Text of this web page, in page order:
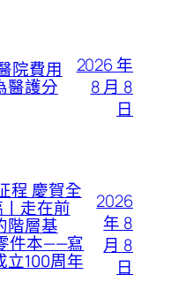
院費用
醫護分
2026 年
8 月 8
日
程 慶賀全
丨走在前
階層基
件本——寫
立100周年
2026
年 8
月 8
日